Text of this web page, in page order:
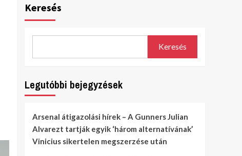
Keresés
Keresés
Legutóbbi bejegyzések
Arsenal átigazolási hírek – A Gunners Julian
Alvarezt tartják egyik ‘három alternatívának’
Vinicius sikertelen megszerzése után